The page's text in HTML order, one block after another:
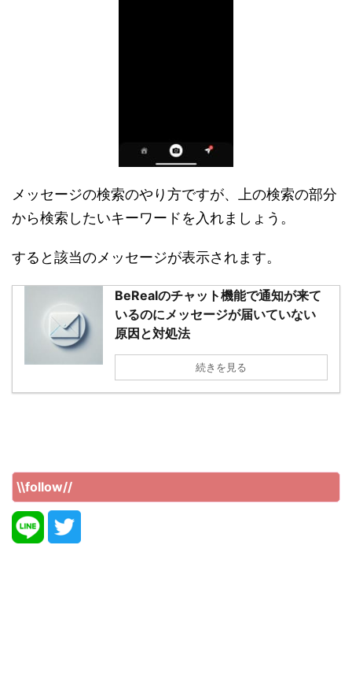
メッセージの検索のやり方ですが、上の検索の部分
から検索したいキーワードを入れましょう。
すると該当のメッセージが表示されます。
BeRealのチャット機能で通知が来て
いるのにメッセージが届いていない
原因と対処法
続きを見る
\\follow//